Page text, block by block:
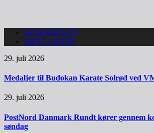
SENESTE NYT
MEST LÆSTE
29. juli 2026
Medaljer til Budokan Karate Solrød ved
29. juli 2026
PostNord Danmark Rundt kører gennem
søndag